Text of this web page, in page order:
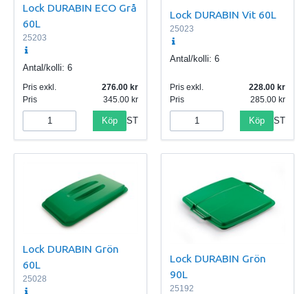
Lock DURABIN ECO Grå
60L
25203
Antal/kolli: 6
Pris exkl.
276.00
Pris
345.00
Köp ST
Lock DURABIN Vit 60L
25023
Antal/kolli: 6
Pris exkl.
228.00
Pris
285.00
Köp ST
Lock DURABIN Grön
60L
25028
Lock DURABIN Grön
90L
25192